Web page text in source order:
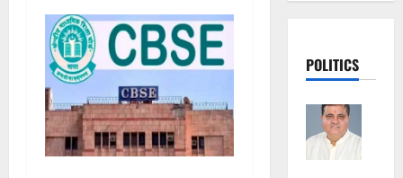
POLITICS